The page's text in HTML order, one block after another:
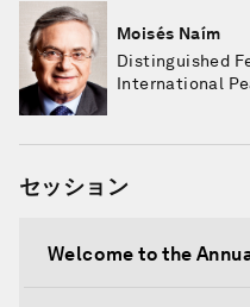
Moisés Naím
Distinguished
International
セッション
Welcome to the